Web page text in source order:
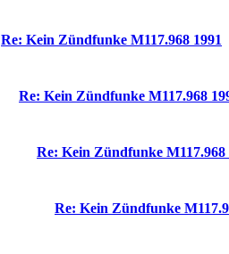
Re: Kein Zündfunke M117.968 1991
Re: Kein Zündfunke M117.968
Re: Kein Zündfunke M117.968
Re: Kein Zündfunke